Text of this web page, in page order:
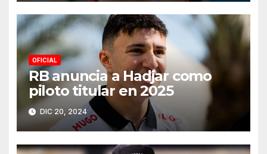
OFICIAL
RB anuncia a Hadjar como
piloto titular en 2025
DIC 20, 2024